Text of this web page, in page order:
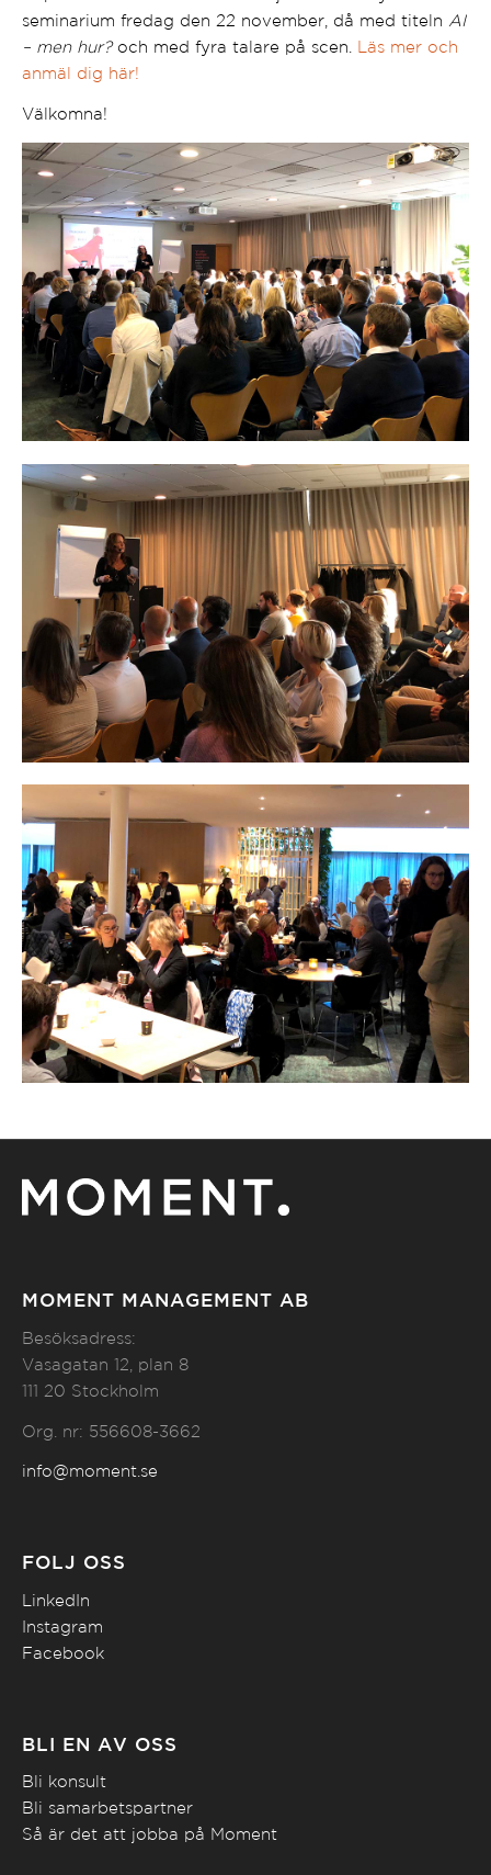
seminarium fredag den 22 november, då med titeln AI
– men hur?och med fyra talare på scen.
Läs mer och
anmäl dig här!
Välkomna!
MOMENT MANAGEMENT AB
Besöksadress:
Vasagatan 12, plan 8
111 20 Stockholm
Org. nr: 556608-3662
info@moment.se
FÖLJ OSS
LinkedIn
Instagram
Facebook
BLI EN AV OSS
Bli konsult
Bli samarbetspartner
Så är det att jobba på Moment